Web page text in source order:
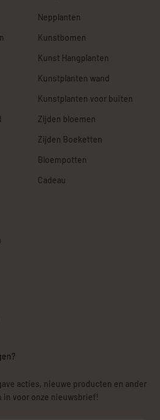
Nepplanten
Kunstbomen
Kunst Hangplanten
Kunstplanten wand
Kunstplanten voor buiten
Zijden bloemen
Zijden Boeketten
Bloempotten
Cadeau
acties, nieuwe producten en ander
in voor onze nieuwsbrief!